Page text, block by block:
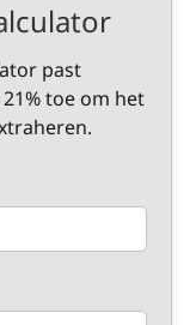
past
toe om het